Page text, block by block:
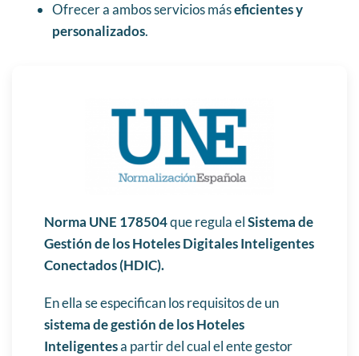
Ofrecer a ambos servicios máseficientes y
personalizados.
Norma UNE 178504que regula elSistema de
Gestión de los Hoteles Digitales Inteligentes
Conectados (HDIC).
En ella se especifican los requisitos de un
sistema de gestión de los Hoteles
Inteligentesa partir del cual el ente gestor